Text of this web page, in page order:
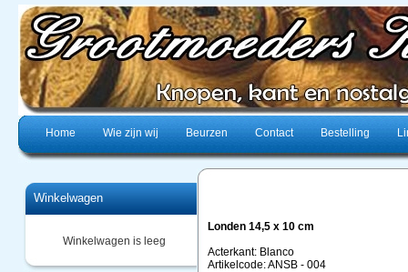
Home Wie zijn wij Beurzen Contact Bestelling
Winkelwagen
Winkelwagen is leeg
Londen 14,5 x 10 cm
Acterkant: Blanco
Artikelcode: ANSB - 004